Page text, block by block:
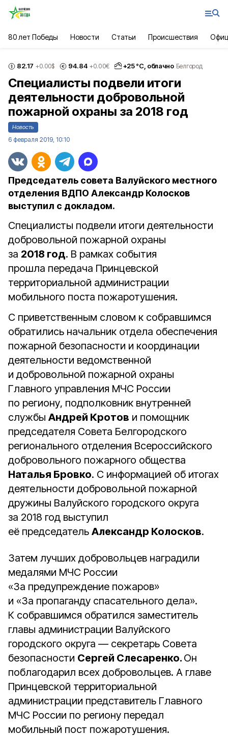
80 лет Победы Новости Статьи Происшествия
82.17 +0.00$ 94.84 +0.00€ +25°С, облачно Белгород
Специалисты подвели итоги
деятельности добровольной
пожарной охраны за 2018 год
Новость
6 февраля 2019, 10:10
Председатель совета Валуйского местного
отделения ВДПО Александр Колосков
выступил с докладом.
Специалисты подвели итоги деятельности
добровольной пожарной охраны
за 2018 год. В рамках события
прошла передача Принцевской
территориальной администрации
мобильного поста пожаротушения.
С приветственным словом к собравшимся
обратились начальник отдела обеспечения
пожарной безопасности и координации
деятельности ведомственной
и добровольной пожарной охраны
Главного управления МЧС России
по региону, подполковник внутренней
службы Андрей Кротов и помощник
председателя Совета Белгородского
регионального отделения Всероссийского
добровольного пожарного общества
Наталья Бровко. С информацией об итогах
деятельности добровольной пожарной
дружины Валуйского городского округа
за 2018 год выступил
её председатель Александр Колосков.
Затем лучших добровольцев наградили
медалями МЧС России
«За предупреждение пожаров»
и «За пропаганду спасательного дела».
К собравшимся обратился заместитель
главы администрации Валуйского
городского округа — секретарь Совета
безопасности Сергей Слесаренко. Он
поблагодарил всех добровольцев. А главе
Принцевской территориальной
администрации представитель Главного
МЧС России по региону передал
мобильный пост пожаротушения.